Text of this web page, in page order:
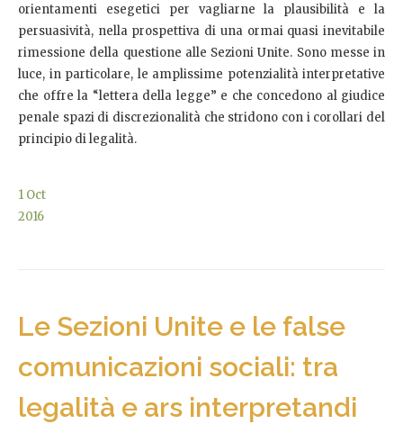
orientamenti esegetici per vagliarne la plausibilità e la
persuasività, nella prospettiva di una ormai quasi inevitabile
rimessione della questione alle Sezioni Unite. Sono messe in
luce, in particolare, le amplissime potenzialità interpretative
che offre la “lettera della legge” e che concedono al giudice
penale spazi di discrezionalità che stridono con i corollari del
principio di legalità.
1 Oct
2016
Le Sezioni Unite e le false
comunicazioni sociali: tra
legalità e ars interpretandi